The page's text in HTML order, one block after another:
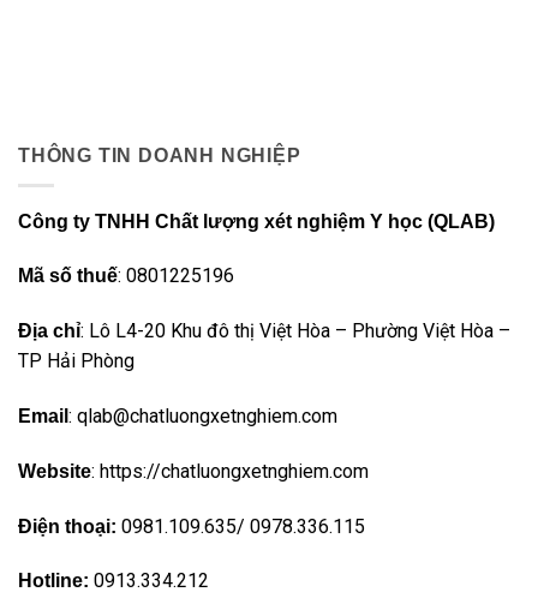
THÔNG TIN DOANH NGHIỆP
Công ty TNHH Chất lượng xét nghiệm Y học (QLAB)
Mã số thuế: 0801225196
Địa chỉ: Lô L4-20 Khu đô thị Việt Hòa – Phường Việt Hòa –
TP Hải Phòng
Email : qlab@chatluongxetnghiem.com
Website: https://chatluongxetnghiem.com
Điện thoại: 0981.109.635/ 0978.336.115
Hotline: 0913.334.212